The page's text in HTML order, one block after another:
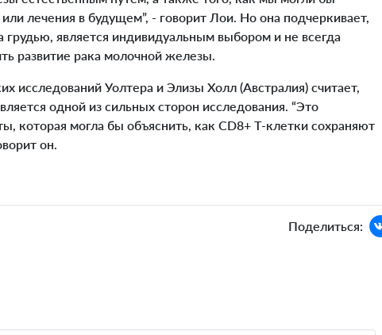
лечения в будущем”, - говорит Лои. Но она подчеркивает,
является индивидуальным выбором и не всегда
развитие рака молочной железы.
исследований Уолтера и Элизы Холл (Австралия) считает,
одной из сильных сторон исследования. “Это
которая могла бы объяснить, как CD8+ Т-клетки сохраняют
он.
Поделиться: